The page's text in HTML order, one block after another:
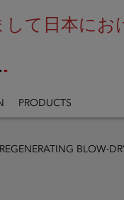
PRODUCTS
て日本にお
REGENERATING BLOW-